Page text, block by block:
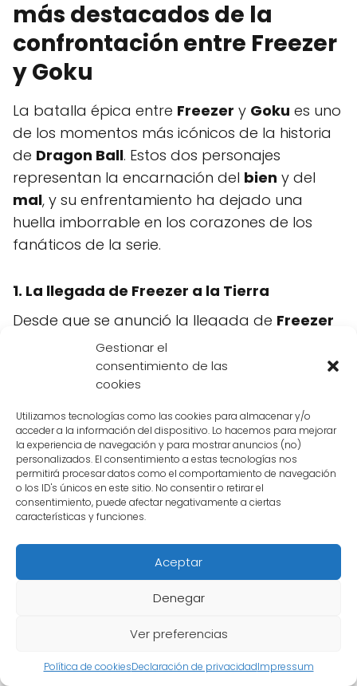
Gestionar el
consentimiento de las
cookies
Utilizamos tecnologías como las cookies para almacenar y/o
acceder a la información del dispositivo. Lo hacemos para mejorar
la experiencia de navegación y para mostrar anuncios (no)
personalizados. El consentimiento a estas tecnologías nos
permitirá procesar datos como el comportamiento de navegación
o los ID's únicos en este sitio. No consentir o retirar el
consentimiento, puede afectar negativamente a ciertas
características y funciones.
Aceptar
Denegar
Ver preferencias
Política de cookiesDeclaración de privacidadImpressum
más destacados de la
confrontación entre Freezer
y Goku
La batalla épica entre Freezer y Goku es uno
de los momentos más icónicos de la historia
de Dragon Ball. Estos dos personajes
representan la encarnación del bien y del
mal, y su enfrentamiento ha dejado una
huella imborrable en los corazones de los
fanáticos de la serie.
1. La llegada de Freezer a la Tierra
Desde que se anunció la llegada de Freezer
a la Tierra, todos sabían que se avecinaba
una gran batalla.Goku, siempre dispuesto a
proteger a sus seres queridos y a su planeta,
se preparó para enfrentarse al enemigo más
poderoso al que se había enfrentado hasta
el momento.
2. El primer enfrentamiento
Goku
descomunal de ambos personajes.
mostró su forma final yGoku
esta batalla, se vio claramente que
estaba dispuesto a darlo todo para derrotar